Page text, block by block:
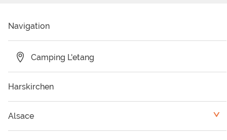
Navigation
Camping L'etang
Harskirchen
Alsace <